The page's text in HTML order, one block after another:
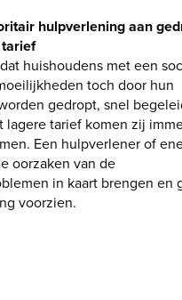
hulpverlening aan
huishoudens met een
toch door hun
gedropt, snel
lagere tarief komen zij
Een hulpverlener of
oorzaken van de
in kaart brengen en
voorzien.